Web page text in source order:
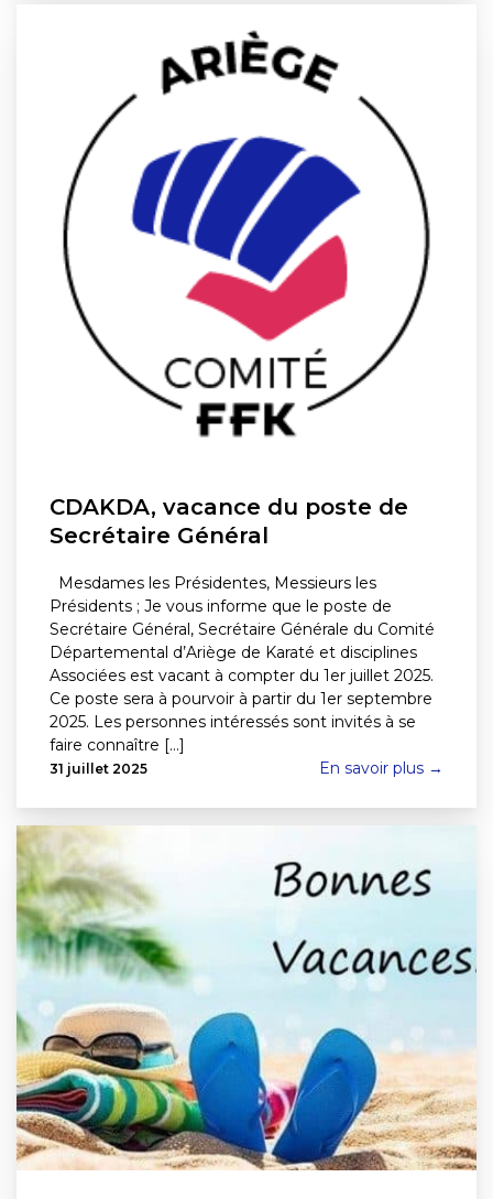
CDAKDA, vacance du poste de
Secrétaire Général
Mesdames les Présidentes, Messieurs les
Présidents ; Je vous informe que le poste de
Secrétaire Général, Secrétaire Générale du Comité
Départemental d’Ariège de Karaté et disciplines
Associées est vacant à compter du 1er juillet 2025.
Ce poste sera à pourvoir à partir du 1er septembre
2025. Les personnes intéressés sont invités à se
faire connaître [...]
31 juillet 2025 En savoir plus →